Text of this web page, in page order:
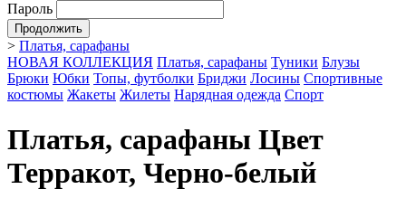
Пароль
Продолжить
> Платья, сарафаны
НОВАЯ КОЛЛЕКЦИЯ Платья, сарафаны Туники Блузы
Брюки Юбки Топы, футболки Бриджи Лосины Спортивные
костюмы Жакеты Жилеты Нарядная одежда Спорт
Платья, сарафаны Цвет
Терракот, Черно-белый